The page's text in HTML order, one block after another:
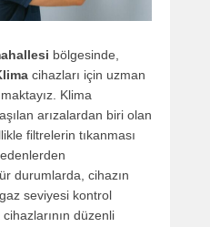
bölgesinde,
cihazları için uzman
Klima
arızalardan biri olan
filtrelerin tıkanması
durumlarda, cihazın
seviyesi kontrol
düzenli